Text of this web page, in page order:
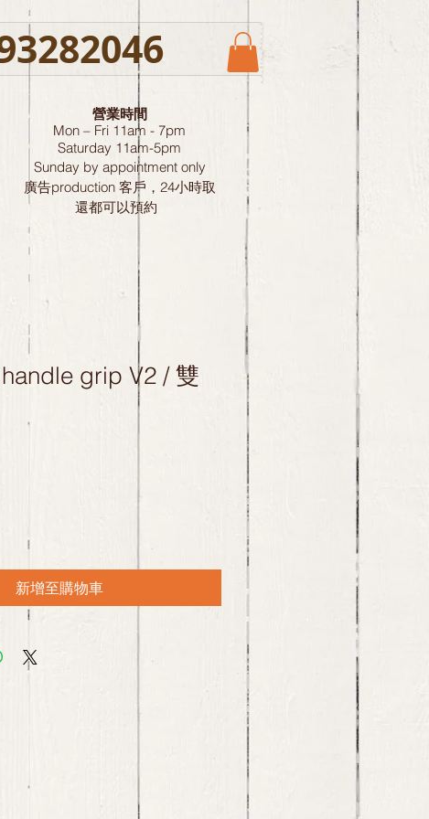
營業時間
Mon – Fri 11am - 7pm
Saturday 11am-5pm
Sunday by appointment only
廣告production 客戶，24小時取
還都可以預約
grip V2 / 雙
新增至購物車